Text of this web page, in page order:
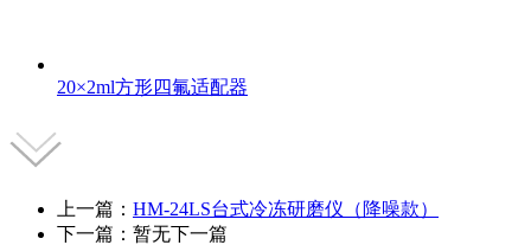
20×2ml方形四氟适配器
上一篇： HM-24LS台式冷冻研磨仪（降噪款）
下一篇：暂无下一篇